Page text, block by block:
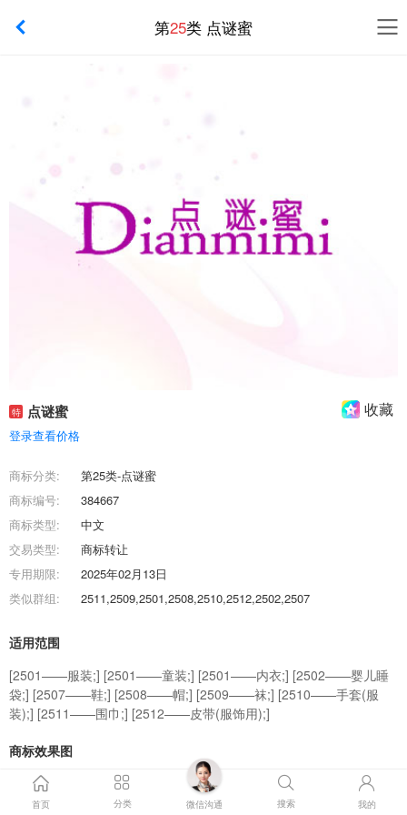
第25类 点谜蜜
特 点谜蜜 收藏
登录查看价格
商标分类:
第25类-点谜蜜
商标编号:
384667
商标类型:
中文
交易类型:
商标转让
专用期限:
2025年02月13日
类似群组:
2511,2509,2501,2508,2510,2512,2502,2507
适用范围
[2501——服装;] [2501——童装;] [2501——内衣;] [2502——婴儿睡
袋;] [2507——鞋;] [2508——帽;] [2509——袜;] [2510——手套(服
装);] [2511——围巾;] [2512——皮带(服饰用);]
商标效果图
商标交易流程
首页 分类 微信沟通 搜索 我的